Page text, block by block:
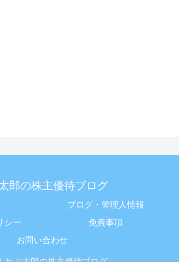
郎の株主優待ブログ
ブログ・管理人情報
シー
免責事項
お問い合わせ